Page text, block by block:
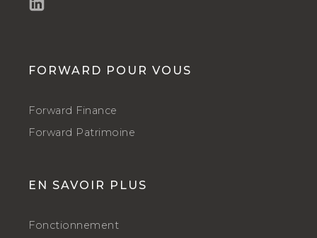
FORWARD POUR VOUS
Forward Finance
Forward Patrimoine
EN SAVOIR PLUS
Fonctionnement